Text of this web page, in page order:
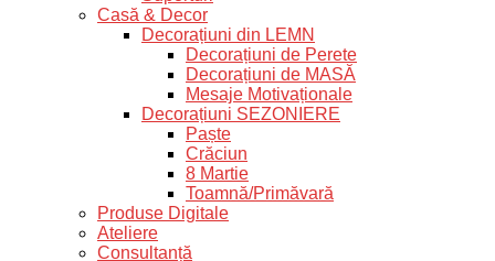
Casă & Decor
Decorațiuni din LEMN
Decorațiuni de Perete
Decorațiuni de MASĂ
Mesaje Motivaționale
Decorațiuni SEZONIERE
Paște
Crăciun
8 Martie
Toamnă/Primăvară
Produse Digitale
Ateliere
Consultanță